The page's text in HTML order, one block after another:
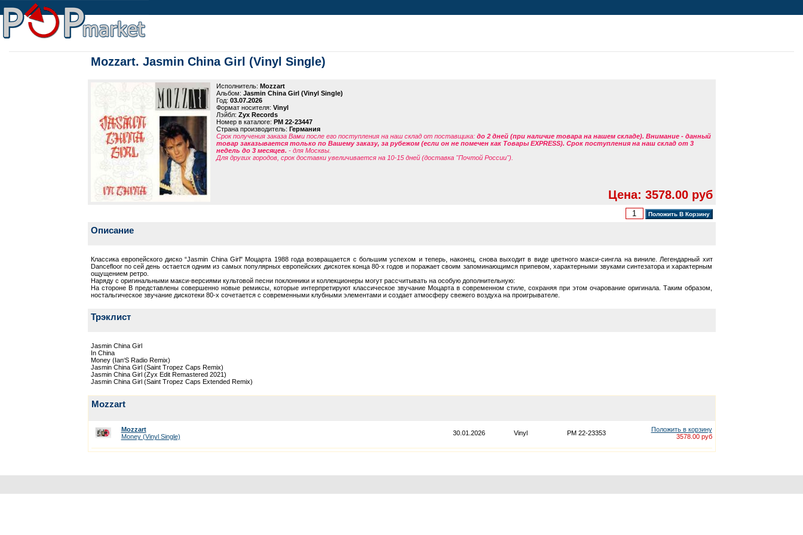
Mozzart. Jasmin China Girl (Vinyl Single)
Исполнитель: Mozzart
Альбом: Jasmin China Girl (Vinyl Single)
Год: 03.07.2026
Формат носителя: Vinyl
Лэйбл: Zyx Records
Номер в каталоге: PM 22-23447
Страна производитель: Германия
Срок получения заказа Вами после его поступления на наш склад от поставщика: до 2 дней (при наличие товара на нашем складе). Внимание - данный
товар заказывается только по Вашему заказу, за рубежом (если он не помечен как Товары EXPRESS). Срок поступления на наш склад от 3
недель до 3 месяцев. - для Москвы.
Для других городов, срок доставки увеличивается на 10-15 дней (доставка "Почтой России").
Цена: 3578.00 руб
Описание
Классика европейского диско “Jasmin China Girl" Моцарта 1988 года возвращается с большим успехом и теперь, наконец, снова выходит в виде цветного макси-сингла на виниле. Легендарный хит
Dancefloor по сей день остается одним из самых популярных европейских дискотек конца 80-х годов и поражает своим запоминающимся припевом, характерными звуками синтезатора и характерным
ощущением ретро.
Наряду с оригинальными макси-версиями культовой песни поклонники и коллекционеры могут рассчитывать на особую дополнительную:
На стороне B представлены совершенно новые ремиксы, которые интерпретируют классическое звучание Моцарта в современном стиле, сохраняя при этом очарование оригинала. Таким образом,
ностальгическое звучание дискотеки 80-х сочетается с современными клубными элементами и создает атмосферу свежего воздуха на проигрывателе.
Трэклист
Jasmin China Girl
In China
Money (Ian‘S Radio Remix)
Jasmin China Girl (Saint Tropez Caps Remix)
Jasmin China Girl (Zyx Edit Remastered 2021)
Jasmin China Girl (Saint Tropez Caps Extended Remix)
Mozzart
Mozzart
Money (Vinyl Single)
30.01.2026 Vinyl PM 22-23353
Положить в корзину
3578.00 руб